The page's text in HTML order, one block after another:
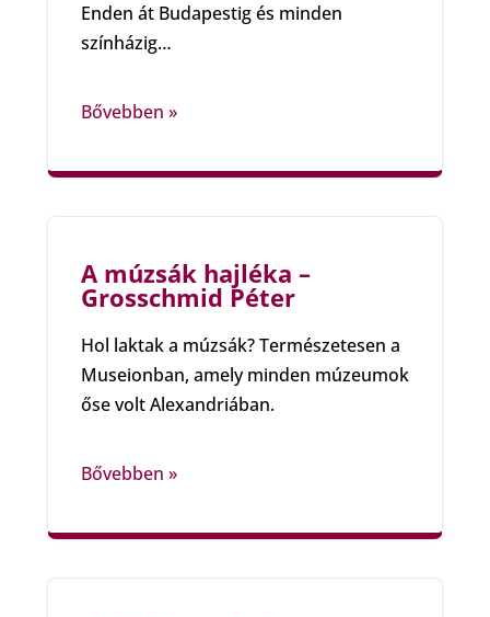
Enden át Budapestig és minden
színházig…
Bővebben »
A múzsák hajléka –
Grosschmid Péter
Hol laktak a múzsák? Természetesen a
Museionban, amely minden múzeumok
őse volt Alexandriában.
Bővebben »